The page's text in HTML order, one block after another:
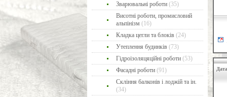
Зварювальні роботи (35)
Висотні роботи, промисловий
альпінізм (16)
Кладка цегли та блоків (24)
Утеплення будинків (73)
Гідроізоляцяційні роботи (53)
Фасадні роботи (91)
Скління балконів і лоджій та ін.
(34)